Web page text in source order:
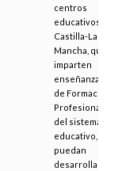
centros
educativos de
Castilla-La
Mancha, que
imparten
enseñanzas
de Formación
Profesional
del sistema
educativo,
puedan
desarrollar